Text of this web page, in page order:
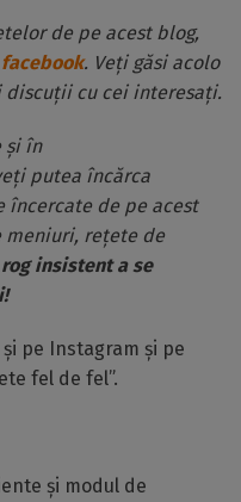
de pe acest blog,
. Veți găsi acolo
cu cei interesați.
și în
putea încărca
încercate de pe acest
meniuri, rețete de
insistent a se
pe Instagram și pe
fel de fel”.
și modul de